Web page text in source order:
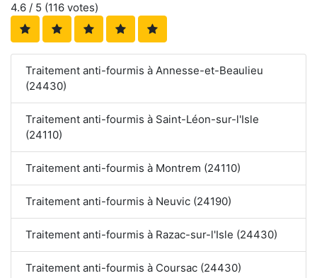
4.6 / 5 (116 votes)
Traitement anti-fourmis à Annesse-et-Beaulieu
(24430)
Traitement anti-fourmis à Saint-Léon-sur-l'Isle
(24110)
Traitement anti-fourmis à Montrem (24110)
Traitement anti-fourmis à Neuvic (24190)
Traitement anti-fourmis à Razac-sur-l'Isle (24430)
Traitement anti-fourmis à Coursac (24430)